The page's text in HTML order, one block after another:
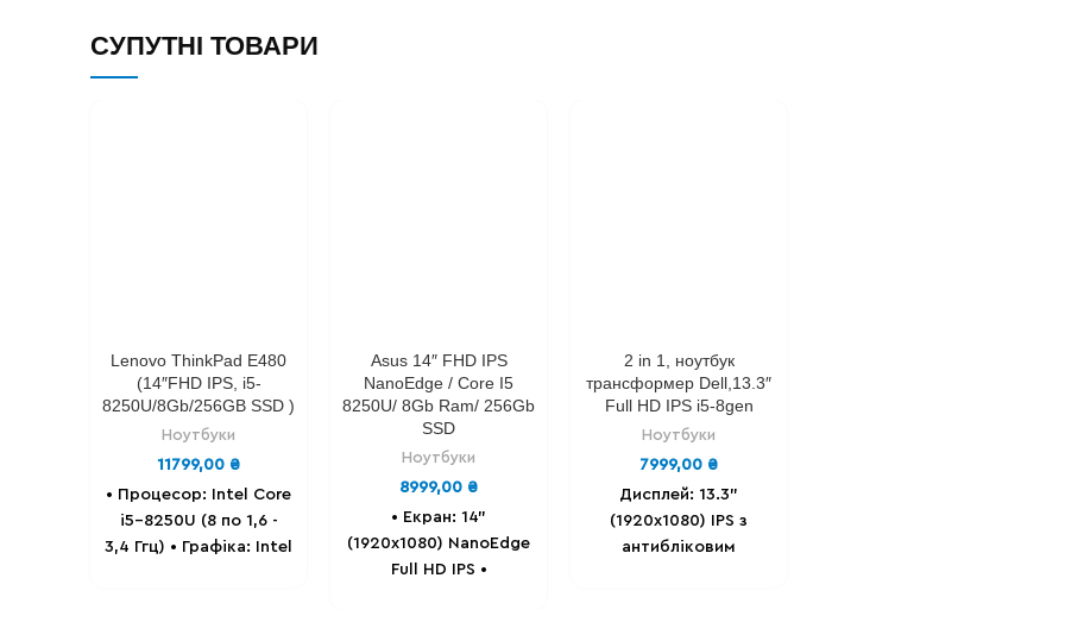
СУПУТНІ ТОВАРИ
Lenovo ThinkPad E480
(14″FHD IPS, i5-
8250U/8Gb/256GB SSD )
Ноутбуки
11799,00 ₴
• Процесор: Intel Сore
i5-8250U (8 по 1,6 -
3,4 Ггц) • Графіка: Intel
Asus 14″ FHD IPS
NanoEdge / Core I5
8250U/ 8Gb Ram/ 256Gb
SSD
Ноутбуки
8999,00 ₴
• Екран: 14"
(1920x1080) NanoEdge
Full HD IPS •
2 in 1, ноутбук
трансформер Dell,13.3″
Full HD IPS i5-8gen
Ноутбуки
7999,00 ₴
Дисплей: 13.3"
(1920х1080) IPS з
антибліковим